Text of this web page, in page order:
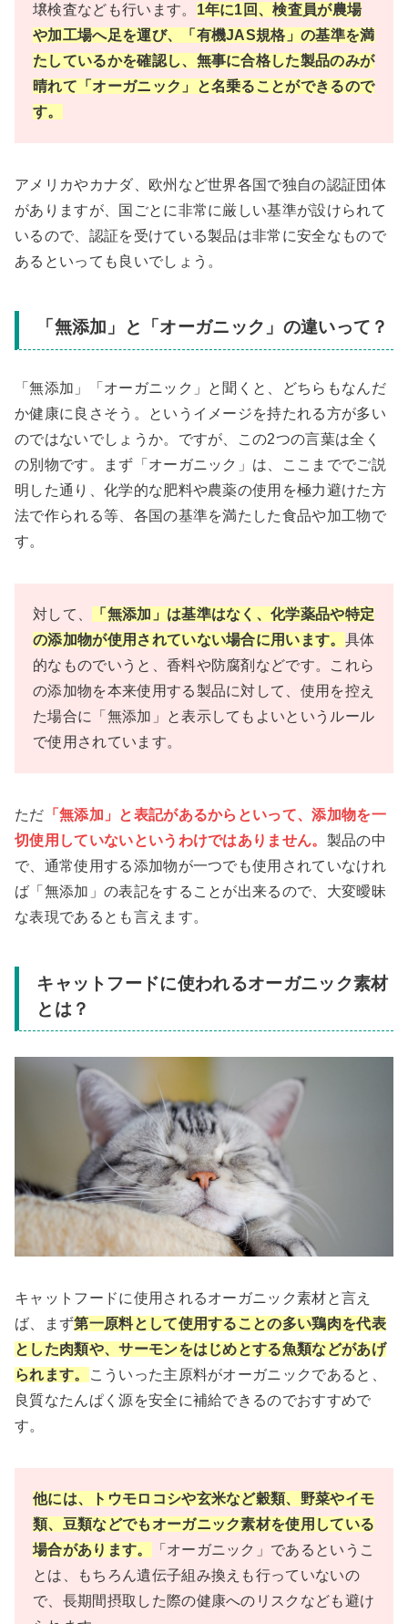
壌検査なども行います。 1年に1回、検査員が農場
や加工場へ足を運び、「有機JAS規格」の基準を満
たしているかを確認し、無事に合格した製品のみが
晴れて「オーガニック」と名乗ることができるので
す。
アメリカやカナダ、欧州など世界各国で独自の認証団体
がありますが、国ごとに非常に厳しい基準が設けられて
いるので、認証を受けている製品は非常に安全なもので
あるといっても良いでしょう。
「無添加」と「オーガニック」の違いって？
「無添加」「オーガニック」と聞くと、どちらもなんだ
か健康に良さそう。というイメージを持たれる方が多い
のではないでしょうか。ですが、この2つの言葉は全く
の別物です。まず「オーガニック」は、ここまででご説
明した通り、化学的な肥料や農薬の使用を極力避けた方
法で作られる等、各国の基準を満たした食品や加工物で
す。
対して、
「無添加」は基準はなく、化学薬品や特定
の添加物が使用されていない場合に用います。 具体
的なものでいうと、香料や防腐剤などです。これら
の添加物を本来使用する製品に対して、使用を控え
た場合に「無添加」と表示してもよいというルール
で使用されています。
ただ 「無添加」と表記があるからといって、添加物を一
切使用していないというわけではありません。 製品の中
で、通常使用する添加物が一つでも使用されていなけれ
ば「無添加」の表記をすることが出来るので、大変曖昧
な表現であるとも言えます。
キャットフードに使われるオーガニック素材
とは？
キャットフードに使用されるオーガニック素材と言え
ば、まず第一原料として使用することの多い鶏肉を代表
とした肉類や、サーモンをはじめとする魚類などがあげ
られます。
こういった主原料がオーガニックであると、
良質なたんぱく源を安全に補給できるのでおすすめで
す。
他には、トウモロコシや玄米など穀類、野菜やイモ
類、豆類などでもオーガニック素材を使用している
場合があります。
「オーガニック」であるというこ
とは、もちろん遺伝子組み換えも行っていないの
で、長期間摂取した際の健康へのリスクなども避け